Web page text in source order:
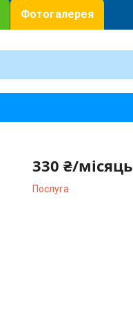
Фотогалерея
330 ₴/місяць
Послуга